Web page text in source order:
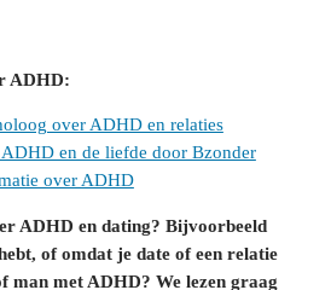
ADHD:
over ADHD en relaties
en de liefde door Bzonder
over ADHD
ADHD en dating? Bijvoorbeeld
of omdat je date of een relatie
man met ADHD? We lezen graag